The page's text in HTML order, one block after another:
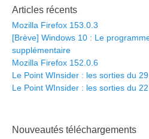
Articles récents
Mozilla Firefox 153.0.3
[Brève] Windows 10 : Le
supplémentaire
Mozilla Firefox 152.0.6
Le Point WInsider : les sorties du
Le Point WInsider : les sorties du
Nouveautés téléchargements